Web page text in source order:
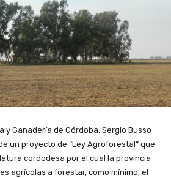
y Ganadería de Córdoba, Sergio Busso
un proyecto de “Ley Agroforestal” que
cordodesa por el cual la provincia
agrícolas a forestar, como mínimo, el